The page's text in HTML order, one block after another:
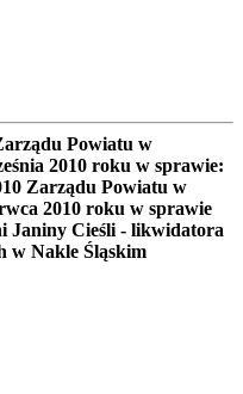
Powiatu w
2010 roku w sprawie:
Zarządu Powiatu w
2010 roku w sprawie
Janiny Cieśli - likwidatora
w Nakle Śląskim